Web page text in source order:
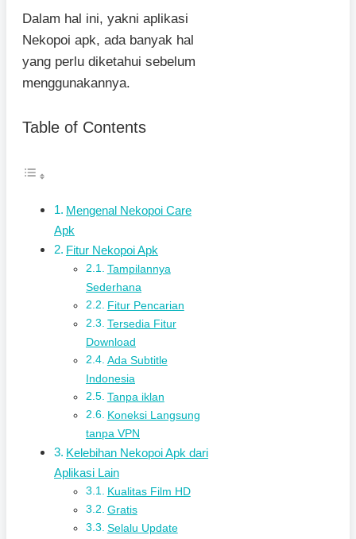
Dalam hal ini, yakni aplikasi
Nekopoi apk, ada banyak hal
yang perlu diketahui sebelum
menggunakannya.
Table of Contents
Mengenal Nekopoi Care
Apk
Fitur Nekopoi Apk
Tampilannya
Sederhana
Fitur Pencarian
Tersedia Fitur
Download
Ada Subtitle
Indonesia
Tanpa iklan
Koneksi Langsung
tanpa VPN
Kelebihan Nekopoi Apk dari
Aplikasi Lain
Kualitas Film HD
Gratis
Selalu Update